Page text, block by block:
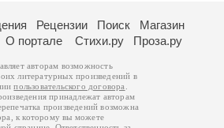
Рецензии Поиск
Магазин
О портале Стихи.ру Проза.ру
авторам возможность
литературных произведений в
пользовательского договора
принадлежат авторам
произведений возможна
к которому вы можете